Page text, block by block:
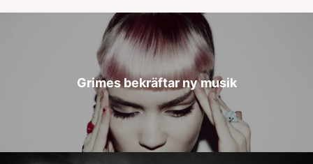
Grimes bekräftar ny musik